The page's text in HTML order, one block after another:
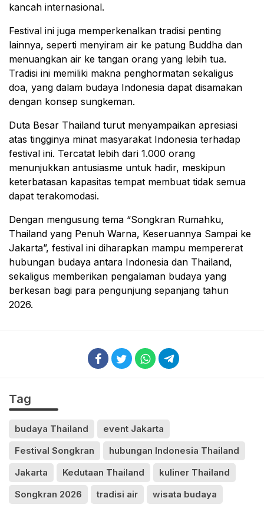
kancah internasional.
Festival ini juga memperkenalkan tradisi penting
lainnya, seperti menyiram air ke patung Buddha dan
menuangkan air ke tangan orang yang lebih tua.
Tradisi ini memiliki makna penghormatan sekaligus
doa, yang dalam budaya Indonesia dapat disamakan
dengan konsep sungkeman.
Duta Besar Thailand turut menyampaikan apresiasi
atas tingginya minat masyarakat Indonesia terhadap
festival ini. Tercatat lebih dari 1.000 orang
menunjukkan antusiasme untuk hadir, meskipun
keterbatasan kapasitas tempat membuat tidak semua
dapat terakomodasi.
Dengan mengusung tema “Songkran Rumahku,
Thailand yang Penuh Warna, Keseruannya Sampai ke
Jakarta”, festival ini diharapkan mampu mempererat
hubungan budaya antara Indonesia dan Thailand,
sekaligus memberikan pengalaman budaya yang
berkesan bagi para pengunjung sepanjang tahun
2026.
Tag
budaya Thailand
event Jakarta
Festival Songkran
hubungan Indonesia Thailand
Jakarta
Kedutaan Thailand
kuliner Thailand
Songkran 2026
tradisi air wisata budaya